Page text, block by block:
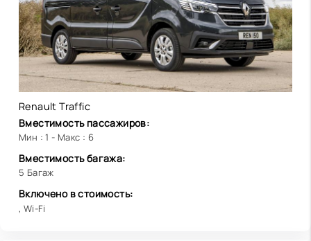
Renault Traffic
Вместимость пассажиров:
Мин : 1 - Макс : 6
Вместимость багажа:
5 Багаж
Включено в стоимость:
, Wi-Fi